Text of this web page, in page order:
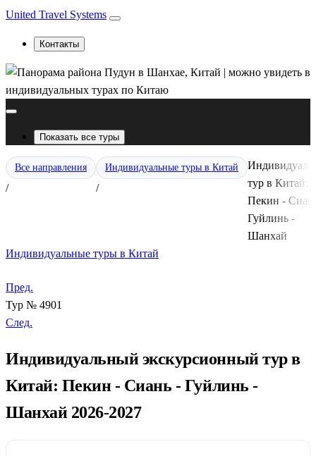
United Travel Systems
Контакты
Показать все туры
Все направления
/
Индивидуальные туры в Китай
/
тур в Китай:
Пекин -
Гуйлинь -
Шанхай
Индивидуальные туры в Китай
Пред.
Тур № 4901
След.
Индивидуальный экскурсионный тур в
Китай: Пекин - Сиань - Гуйлинь -
Шанхай 2026-2027